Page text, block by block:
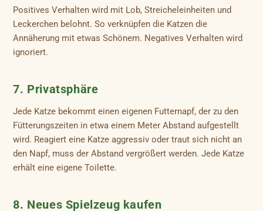
Positives Verhalten wird mit Lob, Streicheleinheiten und
Leckerchen belohnt. So verknüpfen die Katzen die
Annäherung mit etwas Schönem. Negatives Verhalten wird
ignoriert.
7. Privatsphäre
Jede Katze bekommt einen eigenen Futternapf, der zu den
Fütterungszeiten in etwa einem Meter Abstand aufgestellt
wird. Reagiert eine Katze aggressiv oder traut sich nicht an
den Napf, muss der Abstand vergrößert werden. Jede Katze
erhält eine eigene Toilette.
8. Neues Spielzeug kaufen